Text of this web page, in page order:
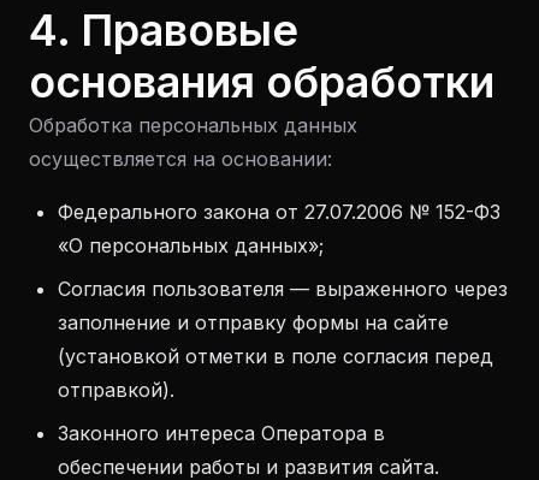
4. Правовые
основания обработки
Обработка персональных данных
осуществляется на основании:
Федерального закона от 27.07.2006 № 152-ФЗ
«О персональных данных»;
Согласия пользователя — выраженного через
заполнение и отправку формы на сайте
(установкой отметки в поле согласия перед
отправкой).
Законного интереса Оператора в
обеспечении работы и развития сайта.